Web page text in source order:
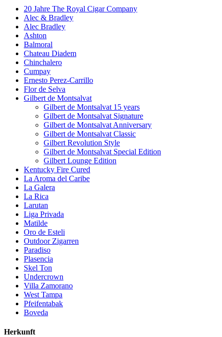
20 Jahre The Royal Cigar Company
Alec & Bradley
Alec Bradley
Ashton
Balmoral
Chateau Diadem
Chinchalero
Cumpay
Ernesto Perez-Carrillo
Flor de Selva
Gilbert de Montsalvat
Gilbert de Montsalvat 15 years
Gilbert de Montsalvat Signature
Gilbert de Montsalvat Anniversary
Gilbert de Montsalvat Classic
Gilbert Revolution Style
Gilbert de Montsalvat Special Edition
Gilbert Lounge Edition
Kentucky Fire Cured
La Aroma del Caribe
La Galera
La Rica
Larutan
Liga Privada
Matilde
Oro de Esteli
Outdoor Zigarren
Paradiso
Plasencia
Skel Ton
Undercrown
Villa Zamorano
West Tampa
Pfeifentabak
Boveda
Herkunft